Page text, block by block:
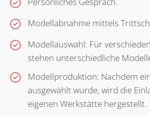
Modellabnahme mittels
Modellauswahl: Für
stehen unterschiedliche
Modellproduktion: Nachdem
ausgewählt wurde, wird die
eigenen Werkstätte hergestellt.